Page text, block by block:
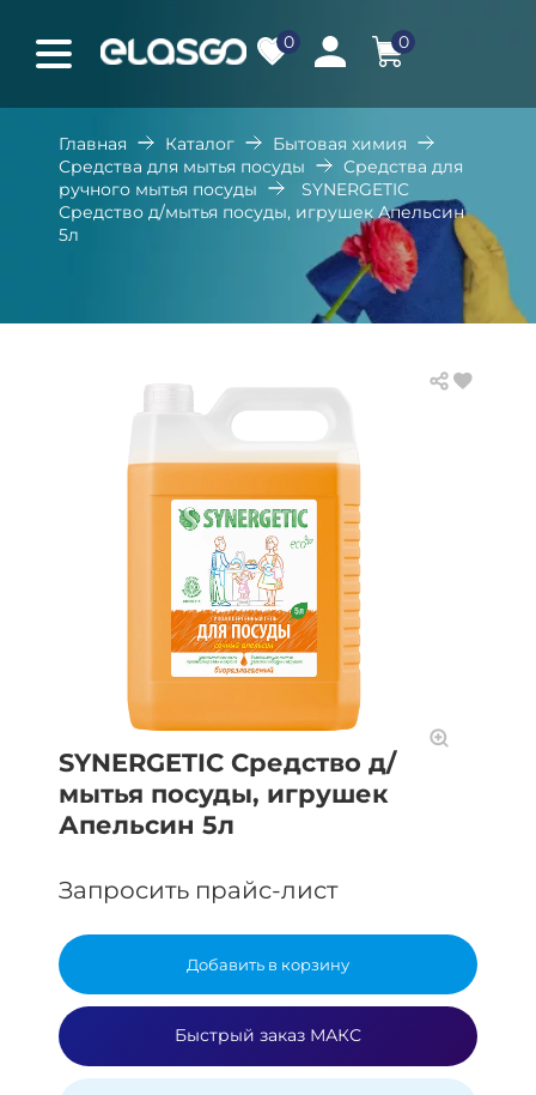
0 0
Главная Каталог
Бытовая химия
Средства для мытья посуды
Средства для
ручного мытья посуды
SYNERGETIC
Средство д/мытья посуды, игрушек Апельсин
5л
SYNERGETIC Средство д/
мытья посуды, игрушек
Апельсин 5л
Запросить прайс-лист
Добавить в корзину
Быстрый заказ МАКС